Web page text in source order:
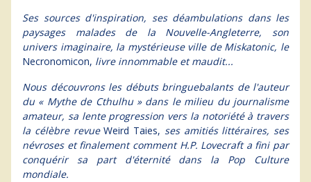
Ses sources d'inspiration, ses déambulations dans les
paysages malades de la Nouvelle-Angleterre, son
univers imaginaire, la mystérieuse ville de Miskatonic, le
Necronomicon, livre innommable et maudit...
Nous découvrons les débuts bringuebalants de l'auteur
du « Mythe de Cthulhu » dans le milieu du journalisme
amateur, sa lente progression vers la notoriété à travers
la célèbre revueWeird Taies, ses amitiés littéraires, ses
névroses et finalement comment H.P. Lovecraft a fini par
conquérir sa part d'éternité dans la Pop Culture
mondiale.